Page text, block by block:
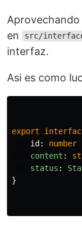
en src/
interfaz.
Asi es como
export
id:
number
content :
status :
}